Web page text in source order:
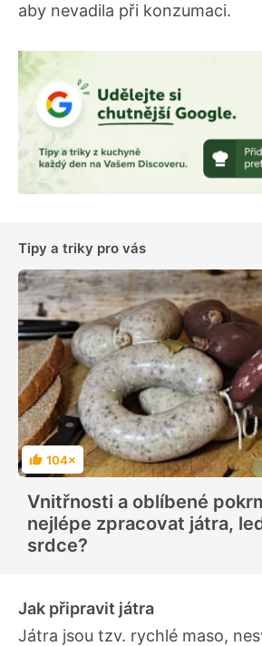
aby nevadila při konzumaci.
Tipy a triky pro vás
H
o
n
o
c
n
104×
Vnitřnosti a oblíbené
nejlépe zpracovat játra,
srdce?
Jak připravit játra
Játra jsou tzv. rychlé maso,